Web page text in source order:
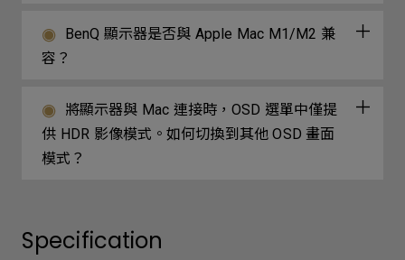
BenQ 顯示器是否與 Apple Mac M1/M2 兼
容？
將顯示器與 Mac 連接時，OSD 選單中僅提
供 HDR 影像模式。如何切換到其他 OSD 畫面
模式？
Specification